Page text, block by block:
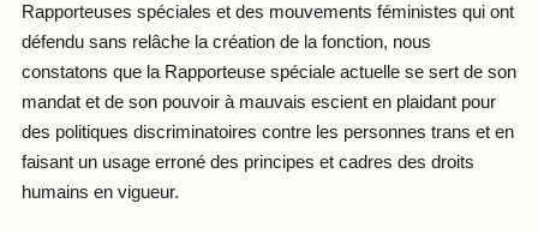
Rapporteuses spéciales et des mouvements féministes qui ont
défendu sans relâche la création de la fonction, nous
constatons que la Rapporteuse spéciale actuelle se sert de son
mandat et de son pouvoir à mauvais escient en plaidant pour
des politiques discriminatoires contre les personnes trans et en
faisant un usage erroné des principes et cadres des droits
humains en vigueur.